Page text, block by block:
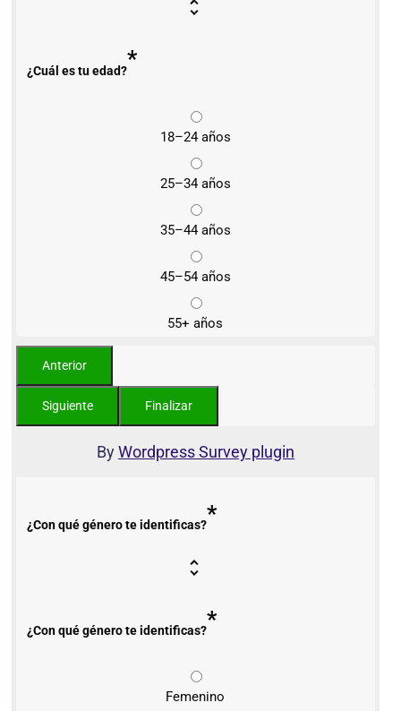
¿Cuál es tu edad?*
18–24 años
25–34 años
35–44 años
45–54 años
55+ años
ByWordpress Survey plugin
¿Con qué género te identificas?*
¿Con qué género te identificas?*
Femenino